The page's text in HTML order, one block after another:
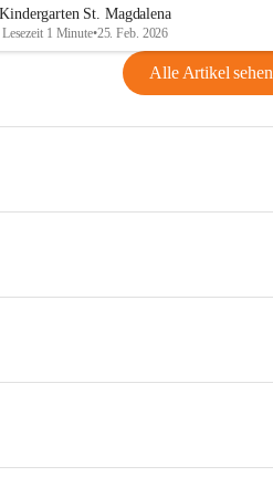
Kindergarten St. Magdalena
Lesezeit 1 Minute•25. Feb. 2026
Alle Artikel sehen